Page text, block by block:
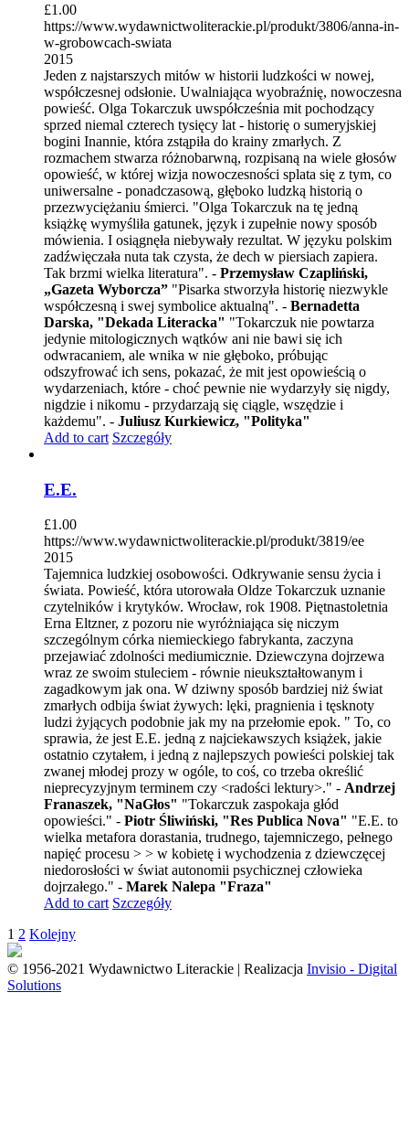
£1.00
https://www.wydawnictwoliterackie.pl/produkt/3806/anna-in-
w-grobowcach-swiata
2015
Jeden z najstarszych mitów w historii ludzkości w nowej,
współczesnej odsłonie. Uwalniająca wyobraźnię, nowoczesna
powieść. Olga Tokarczuk uwspółcześnia mit pochodzący
sprzed niemal czterech tysięcy lat - historię o sumeryjskiej
bogini Inannie, która zstąpiła do krainy zmarłych. Z
rozmachem stwarza różnobarwną, rozpisaną na wiele głosów
opowieść, w której wizja nowoczesności splata się z tym, co
uniwersalne - ponadczasową, głęboko ludzką historią o
przezwyciężaniu śmierci. "Olga Tokarczuk na tę jedną
książkę wymyśliła gatunek, język i zupełnie nowy sposób
mówienia. I osiągnęła niebywały rezultat. W języku polskim
zadźwięczała nuta tak czysta, że dech w piersiach zapiera.
Tak brzmi wielka literatura". - Przemysław Czapliński,
„Gazeta Wyborcza” "Pisarka stworzyła historię niezwykle
współczesną i swej symbolice aktualną". - Bernadetta
Darska, "Dekada Literacka" "Tokarczuk nie powtarza
jedynie mitologicznych wątków ani nie bawi się ich
odwracaniem, ale wnika w nie głęboko, próbując
odszyfrować ich sens, pokazać, że mit jest opowieścią o
wydarzeniach, które - choć pewnie nie wydarzyły się nigdy,
nigdzie i nikomu - przydarzają się ciągle, wszędzie i
każdemu". - Juliusz Kurkiewicz, "Polityka"
Add to cart Szczegóły
E.E.
£1.00
https://www.wydawnictwoliterackie.pl/produkt/3819/ee
2015
Tajemnica ludzkiej osobowości. Odkrywanie sensu życia i
świata. Powieść, która utorowała Oldze Tokarczuk uznanie
czytelników i krytyków. Wrocław, rok 1908. Piętnastoletnia
Erna Eltzner, z pozoru nie wyróżniająca się niczym
szczególnym córka niemieckiego fabrykanta, zaczyna
przejawiać zdolności mediumicznie. Dziewczyna dojrzewa
wraz ze swoim stuleciem - równie nieukształtowanym i
zagadkowym jak ona. W dziwny sposób bardziej niż świat
zmarłych odbija świat żywych: lęki, pragnienia i tęsknoty
ludzi żyjących podobnie jak my na przełomie epok. " To, co
sprawia, że jest E.E. jedną z najciekawszych książek, jakie
ostatnio czytałem, i jedną z najlepszych powieści polskiej tak
zwanej młodej prozy w ogóle, to coś, co trzeba określić
nieprecyzyjnym terminem czy <radości lektury>." - Andrzej
Franaszek, "NaGłos" "Tokarczuk zaspokaja głód
opowieści." - Piotr Śliwiński, "Res Publica Nova" "E.E. to
wielka metafora dorastania, trudnego, tajemniczego, pełnego
napięć procesu > > w kobietę i wychodzenia z dziewczęcej
niedorosłości w świat autonomii psychicznej człowieka
dojrzałego." - Marek Nalepa "Fraza"
Add to cart Szczegóły
1 2 Kolejny
© 1956-2021 Wydawnictwo Literackie | Realizacja Invisio - Digital
Solutions